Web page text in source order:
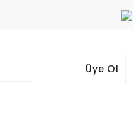
Üye Ol